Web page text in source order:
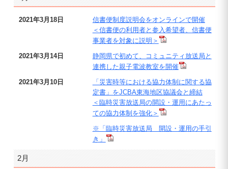
2021年3月18日
信書便制度説明会をオンラインで開催
＜信書便の利用者と参入希望者、信書便
事業者を対象に説明＞
2021年3月14日
静岡県で初めて、コミュニティ放送局と
連携した親子電波教室を開催
2021年3月10日
「災害時等における協力体制に関する協
定書」をJCBA東海地区協議会と締結
＜臨時災害放送局の開設・運用にあたっ
ての協力体制を強化＞
※「臨時災害放送局 開設・運用の手引
き」
2月